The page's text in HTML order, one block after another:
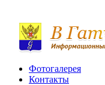
Фотогалерея
Контакты